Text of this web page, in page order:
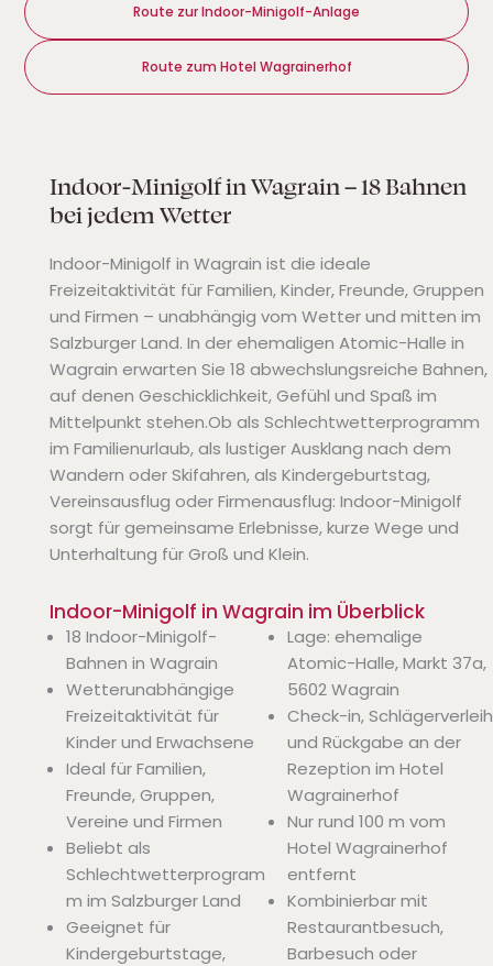
Route zur Indoor-Minigolf-Anlage
Route zum Hotel Wagrainerhof
Indoor-Minigolf in Wagrain – 18 Bahnen
bei jedem Wetter
Indoor-Minigolf in Wagrain ist die ideale
Freizeitaktivität für Familien, Kinder, Freunde, Gruppen
und Firmen – unabhängig vom Wetter und mitten im
Salzburger Land. In der ehemaligen Atomic-Halle in
Wagrain erwarten Sie 18 abwechslungsreiche Bahnen,
auf denen Geschicklichkeit, Gefühl und Spaß im
Mittelpunkt stehen.Ob als Schlechtwetterprogramm
im Familienurlaub, als lustiger Ausklang nach dem
Wandern oder Skifahren, als Kindergeburtstag,
Vereinsausflug oder Firmenausflug: Indoor-Minigolf
sorgt für gemeinsame Erlebnisse, kurze Wege und
Unterhaltung für Groß und Klein.
Indoor-Minigolf in Wagrain im Überblick
18 Indoor-Minigolf-
Bahnen in Wagrain
Wetterunabhängige
Freizeitaktivität für
Kinder und Erwachsene
Ideal für Familien,
Freunde, Gruppen,
Vereine und Firmen
Beliebt als
Schlechtwetterprogram
m im Salzburger Land
Geeignet für
Kindergeburtstage,
Lage: ehemalige
Atomic-Halle, Markt 37a,
5602 Wagrain
Check-in, Schlägerverleih
und Rückgabe an der
Rezeption im Hotel
Wagrainerhof
Nur rund 100 m vom
Hotel Wagrainerhof
entfernt
Kombinierbar mit
Restaurantbesuch,
Barbesuch oder